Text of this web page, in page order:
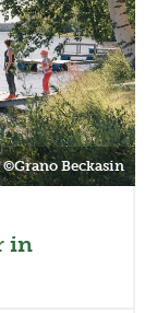
©Grano Beckasin
in